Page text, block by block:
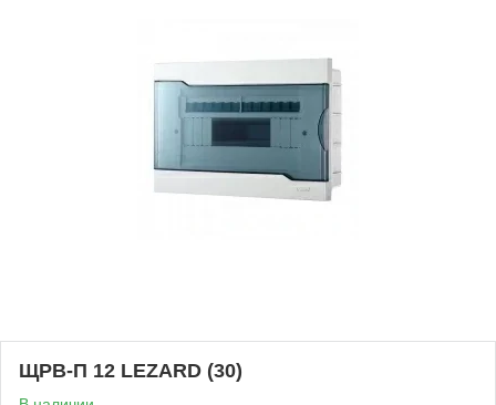
ЩРВ-П 12 LEZARD (30)